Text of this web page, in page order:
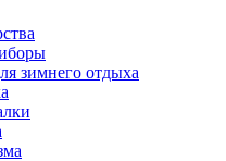
зимнего отдыха